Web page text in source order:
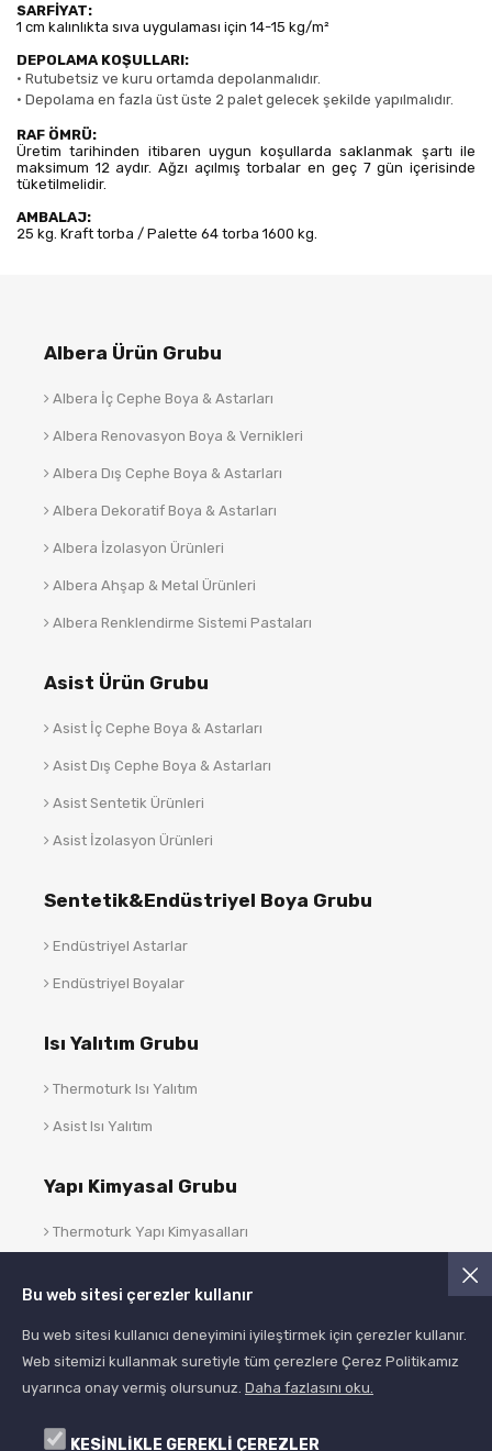
SARFİYAT:
1 cm kalınlıkta sıva uygulaması için 14-15 kg/m²
DEPOLAMA KOŞULLARI:
• Rutubetsiz ve kuru ortamda depolanmalıdır.
• Depolama en fazla üst üste 2 palet gelecek şekilde yapılmalıdır.
RAF ÖMRÜ:
Üretim tarihinden itibaren uygun koşullarda saklanmak şartı ile
maksimum 12 aydır. Ağzı açılmış torbalar en geç 7 gün içerisinde
tüketilmelidir.
AMBALAJ:
25 kg. Kraft torba / Palette 64 torba 1600 kg.
Albera Ürün Grubu
Albera İç Cephe Boya & Astarları
Albera Renovasyon Boya & Vernikleri
Albera Dış Cephe Boya & Astarları
Albera Dekoratif Boya & Astarları
Albera İzolasyon Ürünleri
Albera Ahşap & Metal Ürünleri
Albera Renklendirme Sistemi Pastaları
Asist Ürün Grubu
Asist İç Cephe Boya & Astarları
Asist Dış Cephe Boya & Astarları
Asist Sentetik Ürünleri
Asist İzolasyon Ürünleri
Sentetik&Endüstriyel Boya Grubu
Endüstriyel Astarlar
Endüstriyel Boyalar
Isı Yalıtım Grubu
Thermoturk Isı Yalıtım
Asist Isı Yalıtım
Yapı Kimyasal Grubu
Thermoturk Yapı Kimyasalları
Blog
Bu web sitesi çerezler kullanır
Bu web sitesi kullanıcı deneyimini iyileştirmek için çerezler kullanır.
Web sitemizi kullanmak suretiyle tüm çerezlere Çerez Politikamız
uyarınca onay vermiş olursunuz. Daha fazlasını oku.
KESİNLİKLE GEREKLİ ÇEREZLER